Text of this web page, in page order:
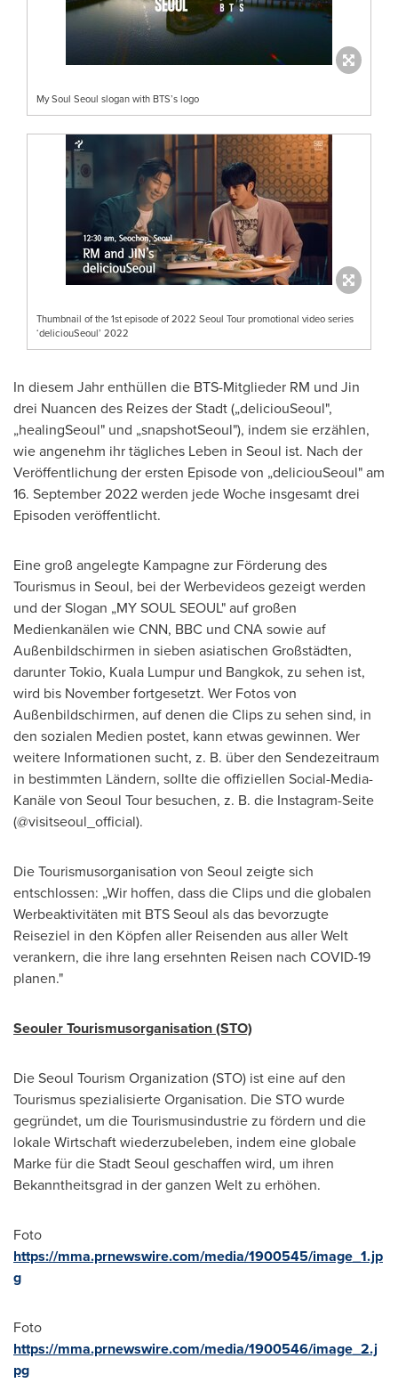
My Soul Seoul slogan with BTS’s logo
Thumbnail of the 1st episode of 2022 Seoul Tour promotional video series
‘deliciouSeoul’ 2022
In diesem Jahr enthüllen die BTS-Mitglieder RM und Jin
drei Nuancen des Reizes der Stadt („deliciouSeoul",
„healingSeoul" und „snapshotSeoul"), indem sie erzählen,
wie angenehm ihr tägliches Leben in Seoul ist. Nach der
Veröffentlichung der ersten Episode von „deliciouSeoul" am
16. September 2022werden jede Woche insgesamt drei
Episoden veröffentlicht.
Eine groß angelegte Kampagne zur Förderung des
Tourismus in Seoul, bei der Werbevideos gezeigt werden
und der Slogan „MY SOULSEOUL" auf großen
Medienkanälen wie CNN, BBC und CNA sowie auf
Außenbildschirmen in sieben asiatischen Großstädten,
darunterTokio, Kuala Lumpur und Bangkok, zu sehen ist,
wird bis November fortgesetzt. Wer Fotos von
Außenbildschirmen, auf denen die Clips zu sehen sind, in
den sozialen Medien postet, kann etwas gewinnen. Wer
weitere Informationen sucht, z. B. über den Sendezeitraum
in bestimmten Ländern, sollte die offiziellen Social-Media-
Kanäle von Seoul Tour besuchen, z. B. die Instagram-Seite
(@visitseoul_official).
Die Tourismusorganisation von Seoul zeigte sich
entschlossen: „Wir hoffen, dass die Clips und die globalen
Werbeaktivitäten mit BTS Seoul als das bevorzugte
Reiseziel in den Köpfen aller Reisenden aus aller Welt
verankern, die ihre lang ersehnten Reisen nach COVID-19
planen."
Seouler Tourismusorganisation (STO)
Die Seoul Tourism Organization (STO) ist eine auf den
Tourismus spezialisierte Organisation. Die STO wurde
gegründet, um die Tourismusindustrie zu fördern und die
lokale Wirtschaft wiederzubeleben, indem eine globale
Marke für die Stadt Seoul geschaffen wird, um ihren
Bekanntheitsgrad in der ganzen Welt zu erhöhen.
Foto
https://mma.prnewswire.com/media/1900545/image_1.jp
g
Foto
https://mma.prnewswire.com/media/1900546/image_2.j
pg